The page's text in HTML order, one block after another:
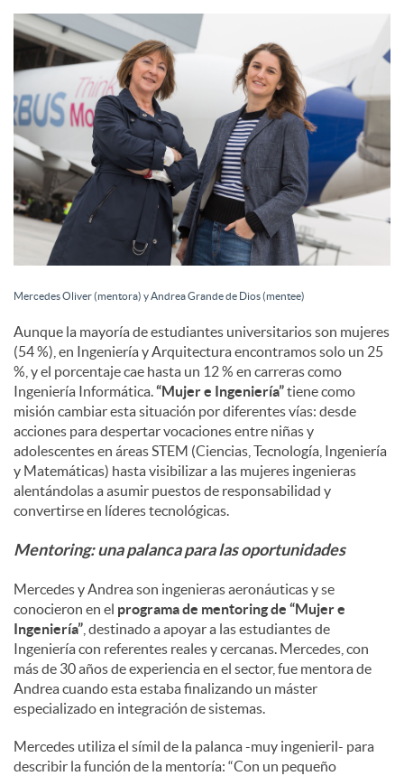
l
e
s
Mercedes Oliver (mentora) y Andrea Grande de Dios (mentee)
Aunque la mayoría de estudiantes universitarios son mujeres
(54 %), en Ingeniería y Arquitectura encontramos solo un 25
%, y el porcentaje cae hasta un 12 % en carreras como
Ingeniería Informática.“Mujer e Ingeniería”tiene como
misión cambiar esta situación por diferentes vías: desde
acciones para despertar vocaciones entre niñas y
adolescentes en áreas STEM (Ciencias, Tecnología, Ingeniería
y Matemáticas) hasta visibilizar a las mujeres ingenieras
alentándolas a asumir puestos de responsabilidad y
convertirse en líderes tecnológicas.
Mentoring: una palanca para las oportunidades
Mercedes y Andrea son ingenieras aeronáuticas y se
conocieron en el programa de mentoring de “Mujer e
Ingeniería” , destinado a apoyar a las estudiantes de
Ingeniería con referentes reales y cercanas. Mercedes, con
más de 30 años de experiencia en el sector, fue mentora de
Andrea cuando esta estaba finalizando un máster
especializado en integración de sistemas.
Mercedes utiliza el símil de la palanca -muy ingenieril- para
describir la función de la mentoría: “Con un pequeño